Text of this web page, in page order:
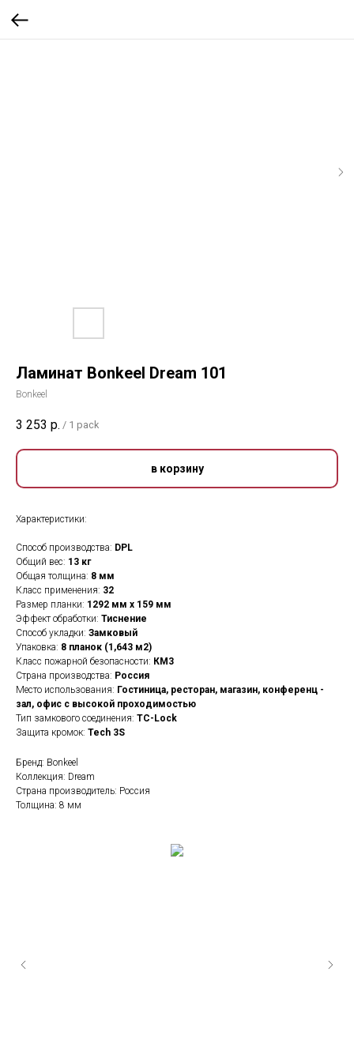
Ламинат Bonkeel Dream 101
Bonkeel
3 253 р. / 1 pack
в корзину
Характеристики:
Способ производства: DPL
Общий вес: 13 кг
Общая толщина: 8 мм
Класс применения: 32
Размер планки: 1292 мм х 159 мм
Эффект обработки: Тиснение
Способ укладки: Замковый
Упаковка: 8 планок (1,643 м2)
Класс пожарной безопасности: КМ3
Страна производства: Россия
Место использования: Гостиница, ресторан, магазин, конференц -
зал, офис с высокой проходимостью
Тип замкового соединения: TC-Lock
Защита кромок: Tech 3S
Бренд: Bonkeel
Коллекция: Dream
Страна производитель: Россия
Толщина: 8 мм